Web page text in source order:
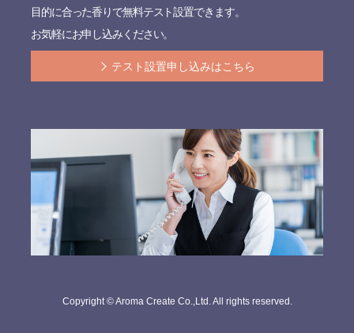
目的に合った香りで無料テスト設置できます。
お気軽にお申し込みください。
テスト設置申し込みはこちら
Copyright © Aroma Create Co.,Ltd. All rights reserved.